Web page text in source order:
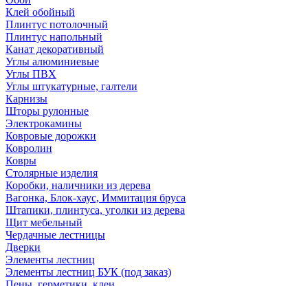
Клей обойный
Плинтус потолочный
Плинтус напольный
Канат декоративный
Углы алюминиевые
Углы ПВХ
Углы штукатурные, галтели
Карнизы
Шторы рулонные
Электрокамины
Ковровые дорожки
Ковролин
Ковры
Столярные изделия
Коробки, наличники из дерева
Вагонка, Блок-хаус, Иммитация бруса
Штапики, плинтуса, уголки из дерева
Щит мебельный
Чердачные лестницы
Дверки
Элементы лестниц
Элементы лестниц БУК (под заказ)